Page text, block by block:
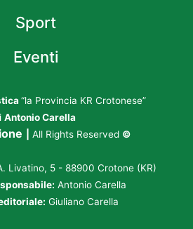
Sport
Eventi
“la Provincia KR Crotonese”
Antonio Carella
All Rights Reserved ©
Livatino, 5 - 88900 Crotone (KR)
Antonio Carella
Giuliano Carella